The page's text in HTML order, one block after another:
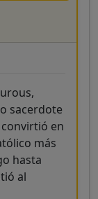
sacerdote
convirtió en
más
hasta
al